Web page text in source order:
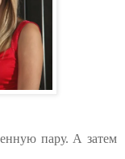
пару. А затем